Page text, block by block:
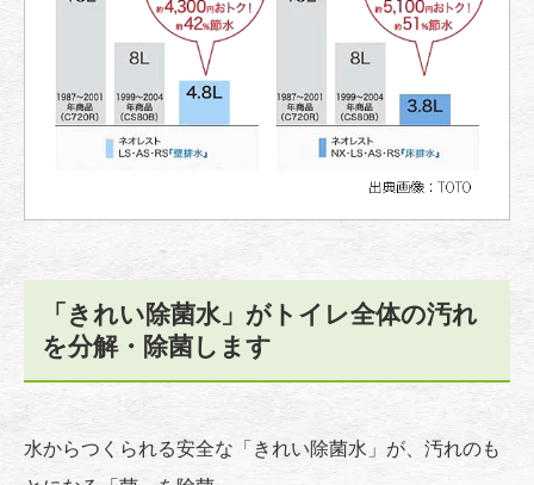
「きれい除菌水」がトイレ全体の汚れ
を分解・除菌します
水からつくられる安全な「きれい除菌水」が、汚れのも